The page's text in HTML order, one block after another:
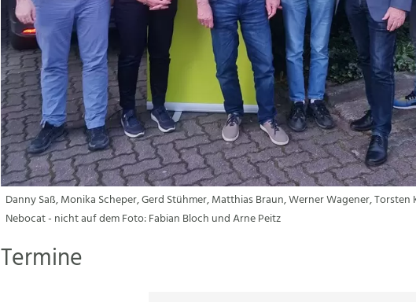
Danny Saß, Monika Scheper, Gerd Stühmer, Matthias Braun, Werner Wagener, Torsten
Nebocat - nicht auf dem Foto: Fabian Bloch und Arne Peitz
Termine